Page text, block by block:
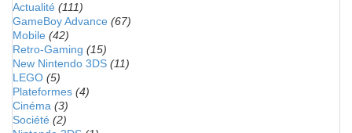
Actualité (111)
GameBoy Advance (67)
Mobile (42)
Retro-Gaming (15)
New Nintendo 3DS (11)
LEGO (5)
Plateformes (4)
Cinéma (3)
Société (2)